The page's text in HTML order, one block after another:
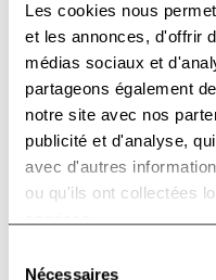
Les cookies nous
et les annonces, d'offrir
médias sociaux et
partageons également
notre site avec nos
publicité et d'analyse,
avec d'autres
ou qu'ils ont collectées
Nécessaires
de conserver
mémoire de la
plusieurs épitopes
première intrusion
déchencher une
s'il pénètre une
plus tard.
Lymphocytes
groupe T
sont reconnus par